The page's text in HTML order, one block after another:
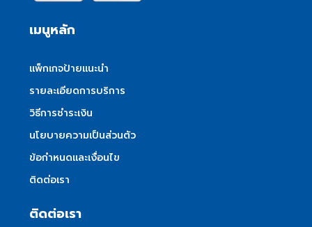
เมนูหลัก
แพ็กเกจป้ายแนะนำ
รายละเอียดการบริการ
วิธีการชำระเงิน
นโยบายความเป็นส่วนตัว
ข้อกำหนดและเงื่อนไข
ติดต่อเรา
ติดต่อเรา